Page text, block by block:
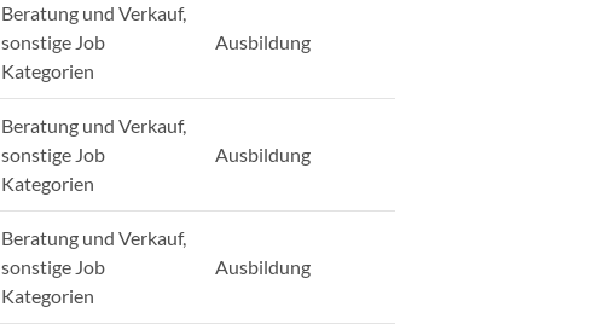
Beratung und Verkauf,
sonstige Job
Kategorien
Ausbildung
Beratung und Verkauf,
sonstige Job
Kategorien
Ausbildung
Beratung und Verkauf,
sonstige Job
Kategorien
Ausbildung